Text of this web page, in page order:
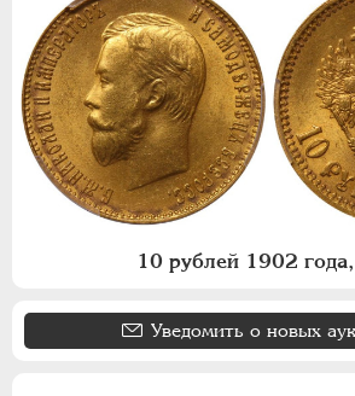
10 рублей 1902
Уведомить о новых